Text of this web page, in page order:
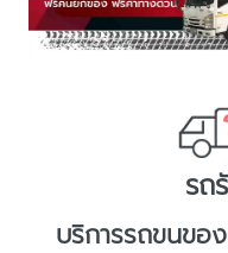
รถ
บริการรถขนขอ